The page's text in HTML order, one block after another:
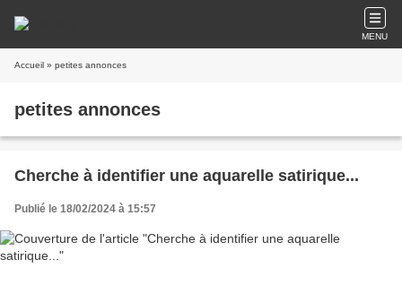
MENU
Accueil » petites annonces
petites annonces
Cherche à identifier une aquarelle satirique...
Publié le 18/02/2024 à 15:57